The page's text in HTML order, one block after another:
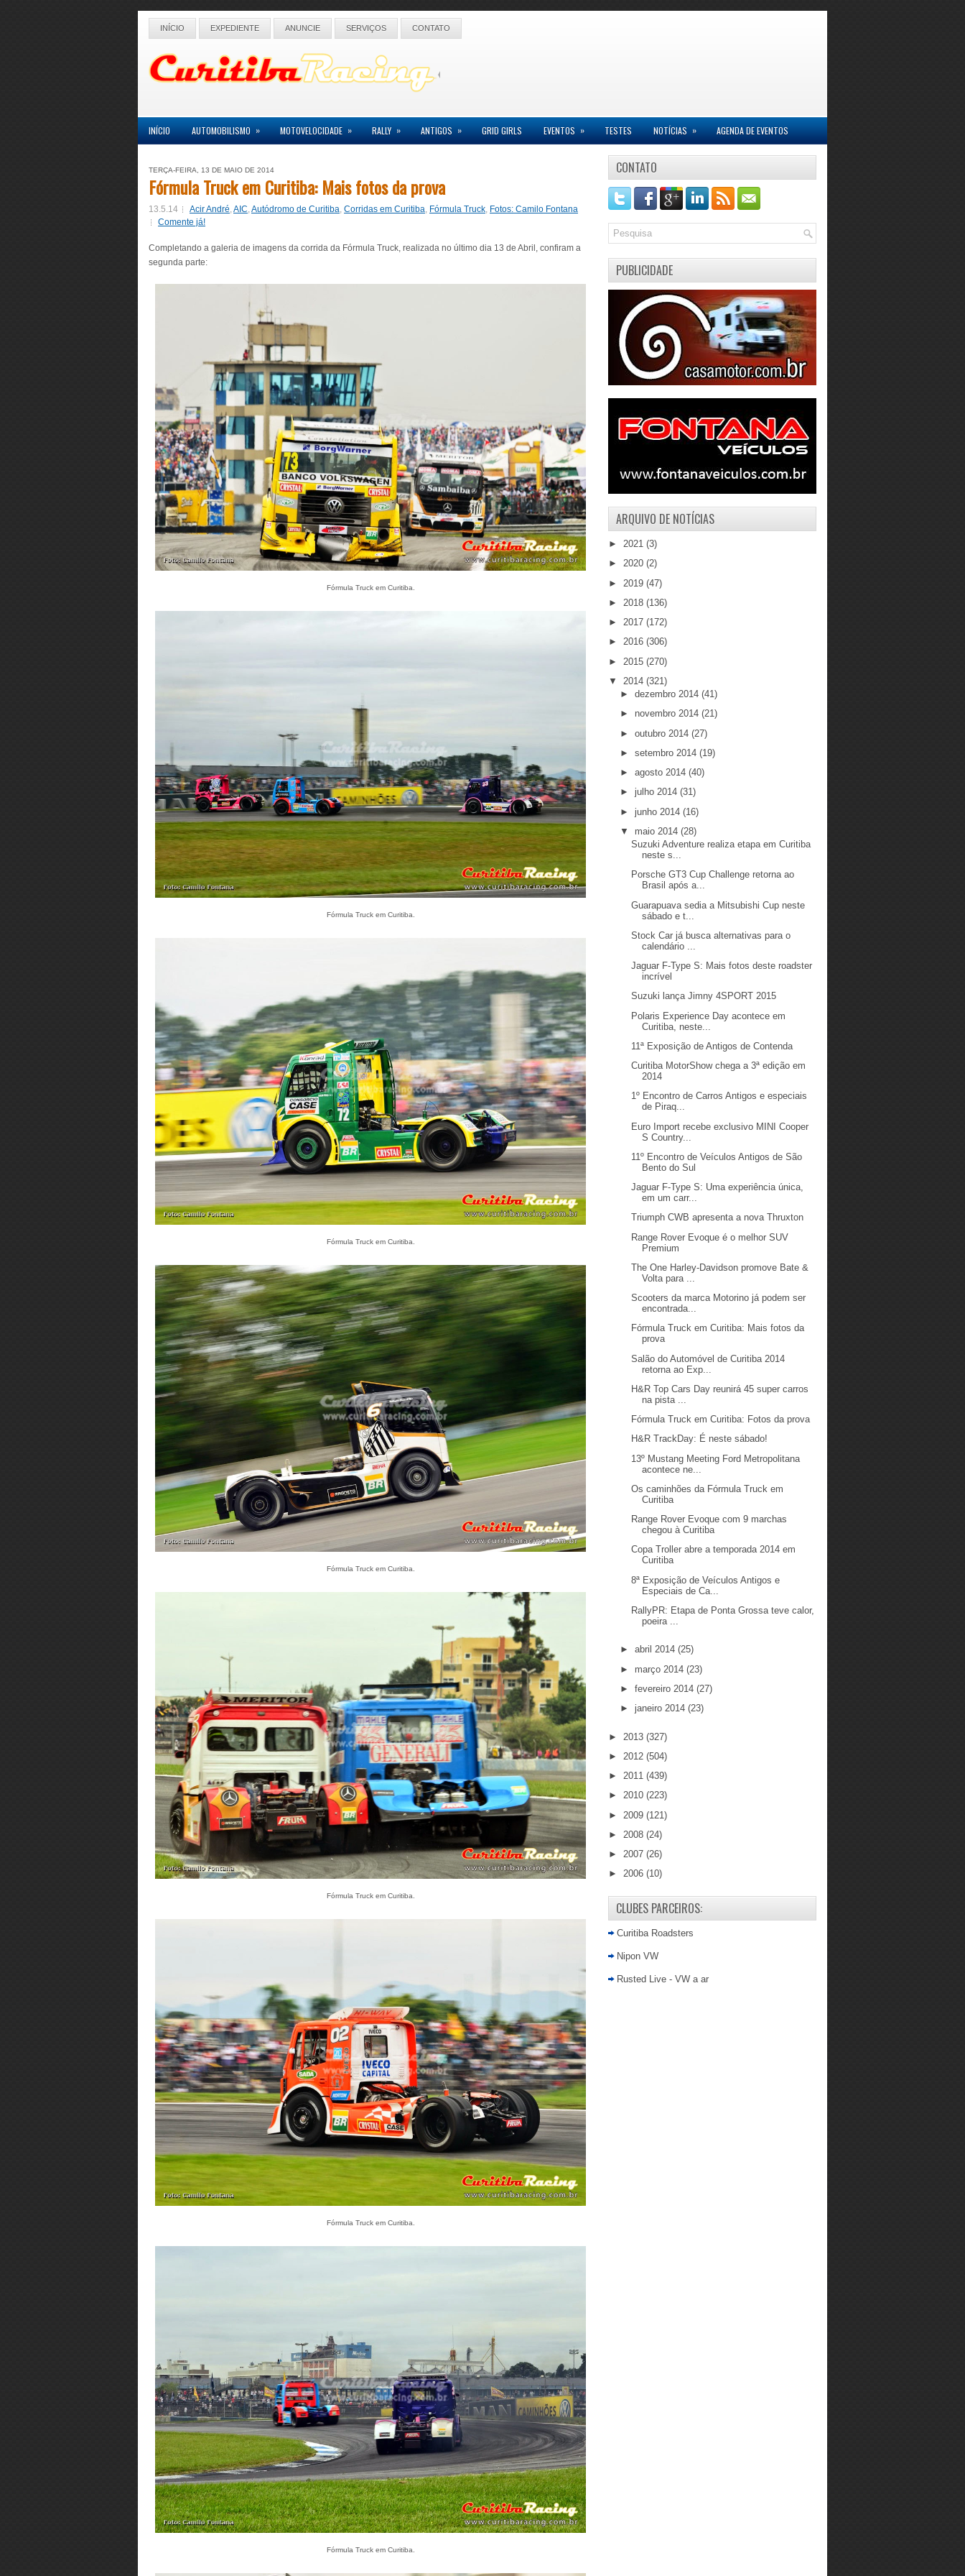
INÍCIO EXPEDIENTE ANUNCIE SERVIÇOS CONTATO
INÍCIO AUTOMOBILISMO » MOTOVELOCIDADE » RALLY » ANTIGOS » GRID GIRLS EVENTOS » TESTES NOTÍCIAS » AGENDA DE EVENTOS
TERÇA-FEIRA, 13 DE MAIO DE 2014
Fórmula Truck em Curitiba: Mais fotos da prova
13.5.14 Acir André,AIC,Autódromo de Curitiba, Corridas em Curitiba, Fórmula Truck, Fotos: Camilo Fontana
Comente já!
Completando a galeria de imagens da corrida da Fórmula Truck, realizada no último dia 13 de Abril, confiram a
segunda parte:
Fórmula Truck em Curitiba.
Fórmula Truck em Curitiba.
Fórmula Truck em Curitiba.
Fórmula Truck em Curitiba.
Fórmula Truck em Curitiba.
Fórmula Truck em Curitiba.
Fórmula Truck em Curitiba.
CONTATO
PUBLICIDADE
ARQUIVO DE NOTÍCIAS
► 2021 (3)
► 2020 (2)
► 2019 (47)
► 2018 (136)
► 2017 (172)
► 2016 (306)
► 2015 (270)
▼ 2014 (321)
► dezembro 2014 (41)
► novembro 2014 (21)
► outubro 2014 (27)
► setembro 2014 (19)
► agosto 2014 (40)
► julho 2014 (31)
► junho 2014 (16)
▼ maio 2014 (28)
Suzuki Adventure realiza etapa em Curitiba
neste s...
Porsche GT3 Cup Challenge retorna ao
Brasil após a...
Guarapuava sedia a Mitsubishi Cup neste
sábado e t...
Stock Car já busca alternativas para o
calendário ...
Jaguar F-Type S: Mais fotos deste roadster
incrível
Suzuki lança Jimny 4SPORT 2015
Polaris Experience Day acontece em
Curitiba, neste...
11ª Exposição de Antigos de Contenda
Curitiba MotorShow chega a 3ª edição em
2014
1º Encontro de Carros Antigos e especiais
de Piraq...
Euro Import recebe exclusivo MINI Cooper
S Country...
11º Encontro de Veículos Antigos de São
Bento do Sul
Jaguar F-Type S: Uma experiência única,
em um carr...
Triumph CWB apresenta a nova Thruxton
Range Rover Evoque é o melhor SUV
Premium
The One Harley-Davidson promove Bate &
Volta para ...
Scooters da marca Motorino já podem ser
encontrada...
Fórmula Truck em Curitiba: Mais fotos da
prova
Salão do Automóvel de Curitiba 2014
retorna ao Exp...
H&R Top Cars Day reunirá 45 super carros
na pista ...
Fórmula Truck em Curitiba: Fotos da prova
H&R TrackDay: É neste sábado!
13º Mustang Meeting Ford Metropolitana
acontece ne...
Os caminhões da Fórmula Truck em
Curitiba
Range Rover Evoque com 9 marchas
chegou à Curitiba
Copa Troller abre a temporada 2014 em
Curitiba
8ª Exposição de Veículos Antigos e
Especiais de Ca...
RallyPR: Etapa de Ponta Grossa teve calor,
poeira ...
► abril 2014 (25)
► março 2014 (23)
► fevereiro 2014 (27)
► janeiro 2014 (23)
► 2013 (327)
► 2012 (504)
► 2011 (439)
► 2010 (223)
► 2009 (121)
► 2008 (24)
► 2007 (26)
► 2006 (10)
CLUBES PARCEIROS:
Curitiba Roadsters
Nipon VW
Rusted Live - VW a ar